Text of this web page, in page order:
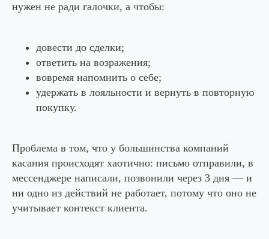
нужен не ради галочки, а чтобы:
довести до сделки;
ответить на возражения;
вовремя напомнить о себе;
удержать в лояльности и вернуть в повторную
покупку.
Проблема в том, что у большинства компаний
касания происходят хаотично: письмо отправили, в
мессенджере написали, позвонили через 3 дня — и
ни одно из действий не работает, потому что оно не
учитывает контекст клиента.